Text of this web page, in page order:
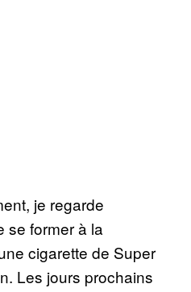
je regarde
se former à la
cigarette de Super
Les jours prochains